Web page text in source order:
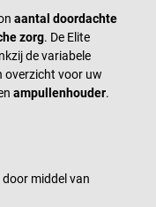
aantal doordachte
zorg. De Elite
de variabele
overzicht voor uw
ampullenhouder.
middel van